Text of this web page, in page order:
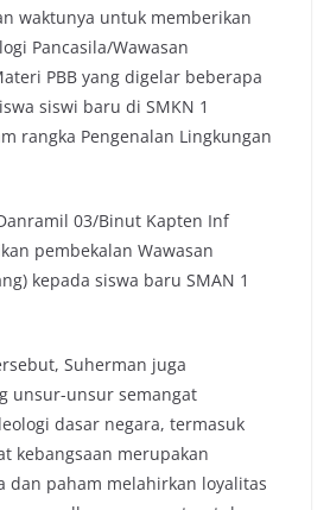
waktunya untuk memberikan
Pancasila/Wawasan
PBB yang digelar beberapa
siswi baru di SMKN 1
rangka Pengenalan Lingkungan
03/Binut Kapten Inf
pembekalan Wawasan
kepada siswa baru SMAN 1
Suherman juga
unsur-unsur semangat
dasar negara, termasuk
kebangsaan merupakan
dan paham melahirkan loyalitas